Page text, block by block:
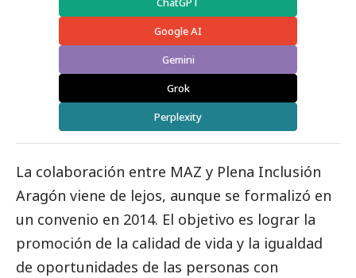
Google AI
Gemini
Grok
Perplexity
La colaboración entre MAZ y Plena Inclusión
Aragón viene de lejos, aunque se formalizó en
un convenio en 2014. El objetivo es lograr la
promoción de la calidad de vida y la igualdad
de oportunidades de las personas con